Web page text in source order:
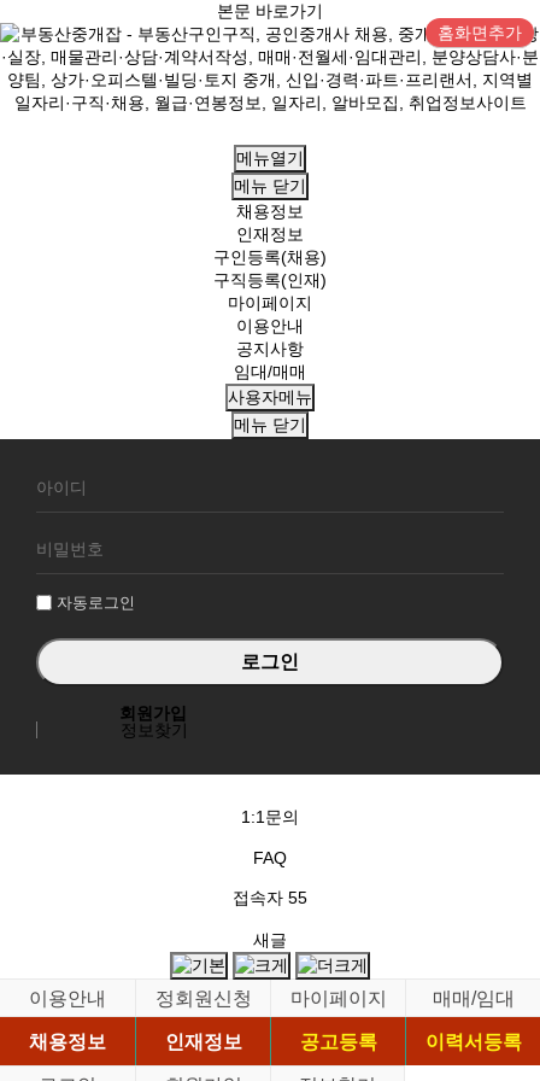
본문 바로가기
홈화면추가
메뉴열기
메뉴 닫기
채용정보
인재정보
구인등록(채용)
구직등록(인재)
마이페이지
이용안내
공지사항
임대/매매
사용자메뉴
메뉴 닫기
원
그
자동로그인
회원가입
정보찾기
1:1문의
FAQ
접속자 55
새글
이용안내 정회원신청 마이페이지
매매/임대
채용정보
인재정보 공고등록
이력서등록